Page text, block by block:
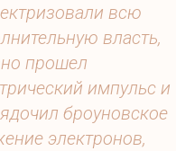
всю
власть,
прошел
импульс и
броуновское
электронов,